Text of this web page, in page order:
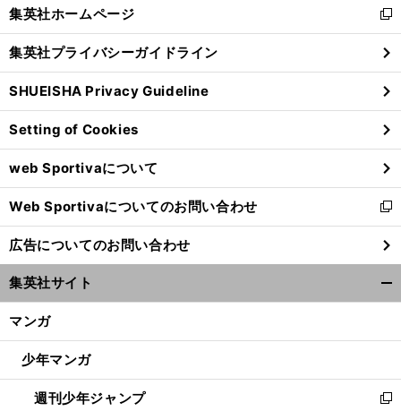
閉
る
集英社ホームページ
新
し
い
ウ
ィ
ン
ド
ウ
で
開
く
集英社プライバシーガイドライン
SHUEISHA Privacy Guideline
Setting of Cookies
web Sportivaについて
Web Sportivaについてのお問い合わせ
新
し
い
ウ
ィ
ン
ウ
開
く
広告についてのお問い合わせ
集英社サイト
マンガ
少年マンガ
週刊少年ジャンプ
新